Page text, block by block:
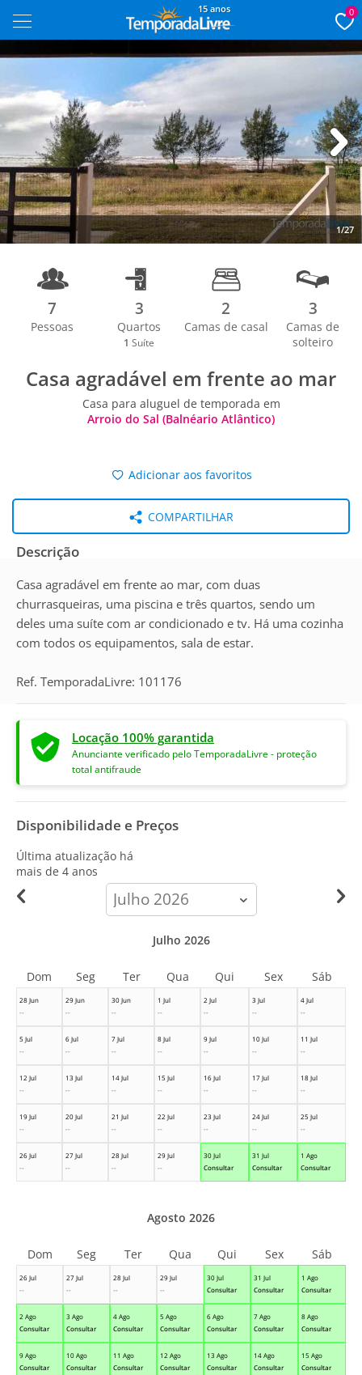
15 anos 0
1/27
Next
7
Pessoas
3
Quartos
1 Suíte
2
Camas de casal
3
Camas de
solteiro
Casa agradável em frente ao mar
Casa para aluguel de temporada em
Arroio do Sal (Balnéario Atlântico)
Adicionar aos favoritos
COMPARTILHAR
Descrição
Casa agradável em frente ao mar, com duas
churrasqueiras, uma piscina e três quartos, sendo um
deles uma suíte com ar condicionado e tv. Há uma cozinha
com todos os equipamentos, sala de estar.
Ref. TemporadaLivre: 101176
Locação 100% garantida
Anunciante verificado pelo TemporadaLivre - proteção
total antifraude
Disponibilidade e Preços
Última atualização há
mais de 4 anos
calendar-
month
28 Jun
--
29 Jun
--
30 Jun
--
1 Jul
--
2 Jul
--
3 Jul
--
4 Jul
--
5 Jul
--
6 Jul
--
7 Jul
--
8 Jul
--
9 Jul
--
10 Jul
--
11 Jul
--
12 Jul
--
13 Jul
--
14 Jul
--
15 Jul
--
16 Jul
--
17 Jul
--
18 Jul
--
19 Jul
--
20 Jul
--
21 Jul
--
22 Jul
--
23 Jul
--
24 Jul
--
25 Jul
--
26 Jul
--
27 Jul
--
28 Jul
--
29 Jul
--
30 Jul
Consultar
31 Jul
Consultar
1 Ago
Consultar
Julho 2026
Dom Seg Ter Qua Qui Sex Sáb
26 Jul
--
27 Jul
--
28 Jul
--
29 Jul
--
30 Jul
Consultar
31 Jul
Consultar
1 Ago
Consultar
2 Ago
Consultar
3 Ago
Consultar
4 Ago
Consultar
5 Ago
Consultar
6 Ago
Consultar
7 Ago
Consultar
8 Ago
Consultar
9 Ago
Consultar
10 Ago
Consultar
11 Ago
Consultar
12 Ago
Consultar
13 Ago
Consultar
14 Ago
Consultar
15 Ago
Consultar
Agosto 2026
Dom Seg Ter Qua Qui Sex Sáb